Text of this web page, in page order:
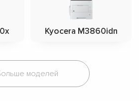
Kyocera M3860idn
моделей